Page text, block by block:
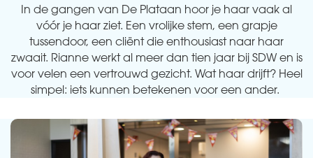
In de gangen van De Plataan hoor je haar vaak al
vóór je haar ziet. Een vrolijke stem, een grapje
tussendoor, een cliënt die enthousiast naar haar
zwaait. Rianne werkt al meer dan tien jaar bij SDW en is
voor velen een vertrouwd gezicht. Wat haar drijft? Heel
simpel: iets kunnen betekenen voor een ander.